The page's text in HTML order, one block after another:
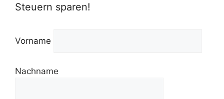
Steuern sparen!
Vorname
Nachname